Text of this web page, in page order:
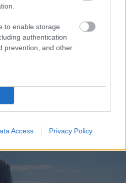
to enable storage
authentication
prevention, and other
Access Privacy Policy
LLP / Northfoto
azaz Steve